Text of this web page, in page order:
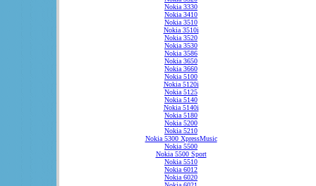
Nokia 3330
Nokia 3410
Nokia 3510
Nokia 3510i
Nokia 3520
Nokia 3530
Nokia 3586
Nokia 3650
Nokia 3660
Nokia 5100
Nokia 5120i
Nokia 5125
Nokia 5140
Nokia 5140i
Nokia 5180
Nokia 5200
Nokia 5210
Nokia 5300 XpressMusic
Nokia 5500
Nokia 5500 Sport
Nokia 5510
Nokia 6012
Nokia 6020